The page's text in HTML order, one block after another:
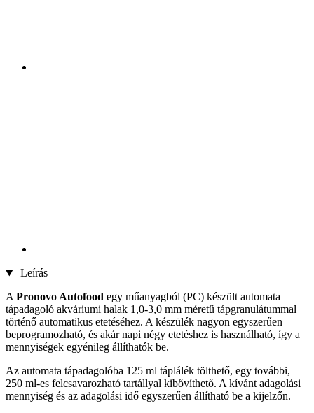
Leírás
A Pronovo Autofood egy műanyagból (PC) készült automata
tápadagoló akváriumi halak 1,0-3,0 mm méretű tápgranulátummal
történő automatikus etetéséhez. A készülék nagyon egyszerűen
beprogramozható, és akár napi négy etetéshez is használható, így a
mennyiségek egyénileg állíthatók be.
Az automata tápadagolóba 125 ml táplálék tölthető, egy további,
250 ml-es felcsavarozható tartállyal kibővíthető. A kívánt adagolási
mennyiség és az adagolási idő egyszerűen állítható be a kijelzőn.